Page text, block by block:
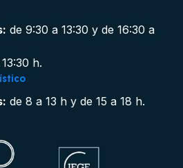
de 9:30 a 13:30 y de 16:30 a
h.
de 8 a 13 h y de 15 a 18 h.